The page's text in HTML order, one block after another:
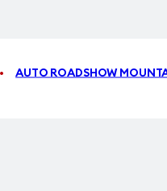
AUTO ROADSHOW